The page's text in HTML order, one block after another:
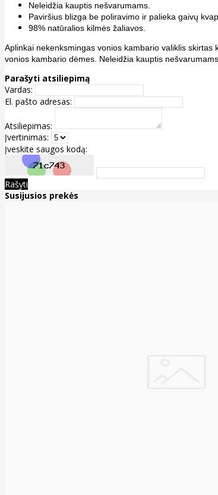
Neleidžia kauptis nešvarumams.
Paviršius blizga be poliravimo ir palieka gaivų
98% natūralios kilmės žaliavos.
Aplinkai nekenksmingas vonios kambario valiklis
vonios kambario dėmes. Neleidžia kauptis
Parašyti atsiliepimą
Vardas:
El. pašto adresas:
Atsiliepimas:
Įvertinimas:
Įveskite saugos kodą:
Rašyti
Susijusios prekės